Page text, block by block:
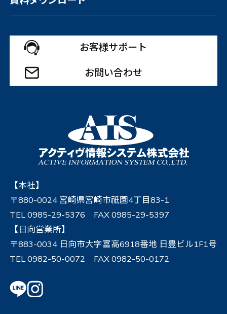
【本社】
〒880-0024 宮崎県宮崎市祇園4丁目83-1
TEL 0985-29-5376 FAX 0985-29-5397
【日向営業所】
〒883-0034 日向市大字富高6918番地 日豊ビル1F1号
TEL 0982-50-0072 FAX 0982-50-0172
お客様サポート
お問い合わせ